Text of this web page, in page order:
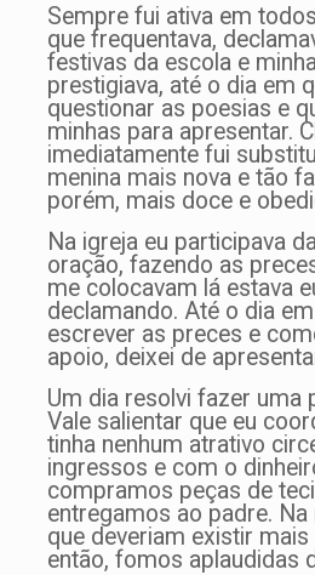
Sempre fui ativa em
que frequentava,
festivas da escola e
prestigiava, até o dia em
questionar as poesias e
minhas para apresentar.
imediatamente fui
menina mais nova e tão
porém, mais doce e
Na igreja eu participava
oração, fazendo as
me colocavam lá estava
declamando. Até o dia
escrever as preces e
apoio, deixei de
Um dia resolvi fazer uma
Vale salientar que eu
tinha nenhum atrativo
ingressos e com o
compramos peças de
entregamos ao padre.
que deveriam existir
então, fomos aplaudidas